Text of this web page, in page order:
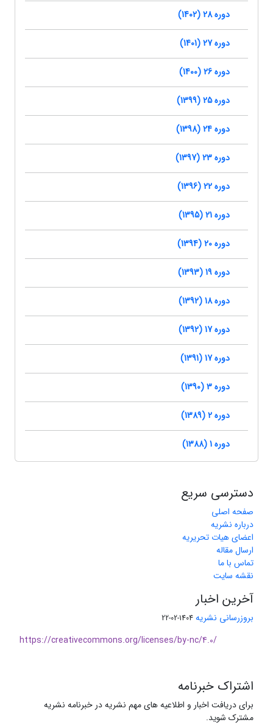
دوره 28 (1402)
دوره 27 (1401)
دوره 26 (1400)
دوره 25 (1399)
دوره 24 (1398)
دوره 23 (1397)
دوره 22 (1396)
دوره 21 (1395)
دوره 20 (1394)
دوره 19 (1393)
دوره 18 (1392)
دوره 17 (1392)
دوره 17 (1391)
دوره 3 (1390)
دوره 2 (1389)
دوره 1 (1388)
دسترسی سریع
صفحه اصلی
درباره نشریه
اعضای هیات تحریریه
ارسال مقاله
تماس با ما
نقشه سایت
آخرین اخبار
بروزرسانی نشریه 1404-02-22
https://creativecommons.org/licenses/by-nc/4.0/
اشتراک خبرنامه
برای دریافت اخبار و اطلاعیه های مهم نشریه در خبرنامه نشریه
مشترک شوید.